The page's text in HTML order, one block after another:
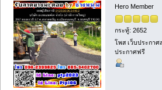
Hero Member
กระทู้: 2652
โพส เว็บประกาศ
ประกาศฟรี